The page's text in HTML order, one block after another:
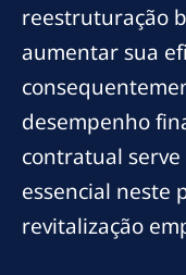
reestruturação
aumentar sua
desempenho
contratual
essencial neste
revitalização